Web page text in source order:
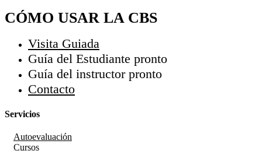
CÓMO USAR LA CBS
Visita Guiada
Guía del Estudiante pronto
Guía del instructor pronto
Contacto
Servicios
Autoevaluación
Cursos